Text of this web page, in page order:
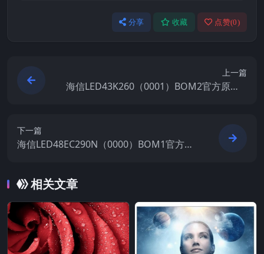
分享 收藏 点赞(0)
上一篇
海信LED43K260（0001）BOM2官方原厂U
下一篇
海信LED48EC290N（0000）BOM1官方原
相关文章